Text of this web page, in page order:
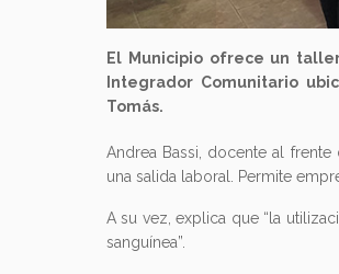
El Municipio ofrece un
Integrador Comunitario
Tomás.
Andrea Bassi, docente al
una salida laboral. Permite
A su vez, explica que “la
sanguínea”.